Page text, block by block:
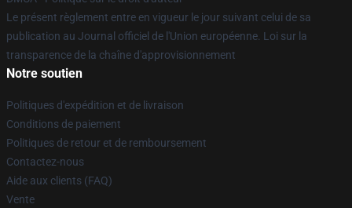
Le présent règlement entre en vigueur le jour suivant celui de sa
publication au Journal officiel de l'Union européenne. Loi sur la
transparence de la chaîne d'approvisionnement
Notre soutien
Politiques d'expédition et de livraison
Conditions de paiement
Politiques de retour et de remboursement
Contactez-nous
Aide aux clients (FAQ)
Vente